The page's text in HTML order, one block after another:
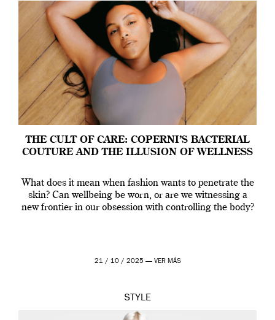
THE CULT OF CARE: COPERNI’S BACTERIAL
COUTURE AND THE ILLUSION OF WELLNESS
What does it mean when fashion wants to penetrate the
skin? Can wellbeing be worn, or are we witnessing a
new frontier in our obsession with controlling the body?
21 / 10 / 2025 — VER MÁS
STYLE